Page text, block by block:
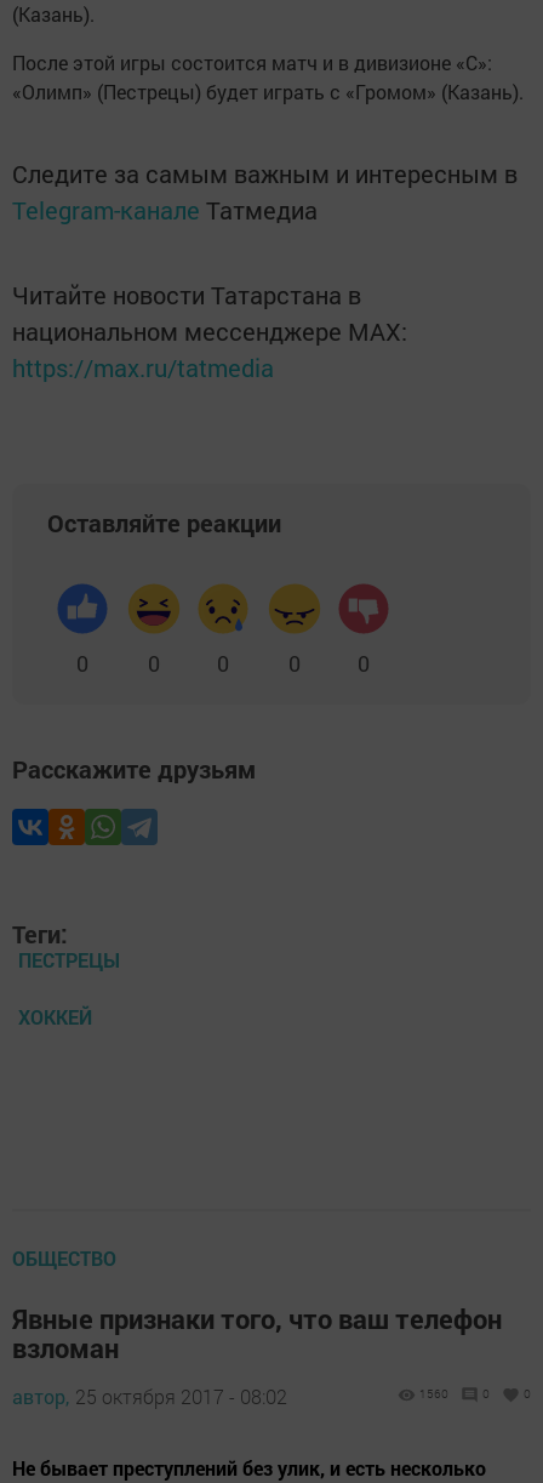
(Казань).
После этой игры состоится матч и в дивизионе «С»:
«Олимп» (Пестрецы) будет играть с «Громом» (Казань).
Следите за самым важным и интересным в
Telegram-канале Татмедиа
Читайте новости Татарстана в
национальном мессенджере MАХ:
https://max.ru/tatmedia
Оставляйте реакции
0 0 0 0 0
Расскажите друзьям
Теги:
ПЕСТРЕЦЫ
ХОККЕЙ
ОБЩЕСТВО
Явные признаки того, что ваш телефон
взломан
автор, 25 октября 2017 - 08:02 1560 0 0
Не бывает преступлений без улик, и есть несколько